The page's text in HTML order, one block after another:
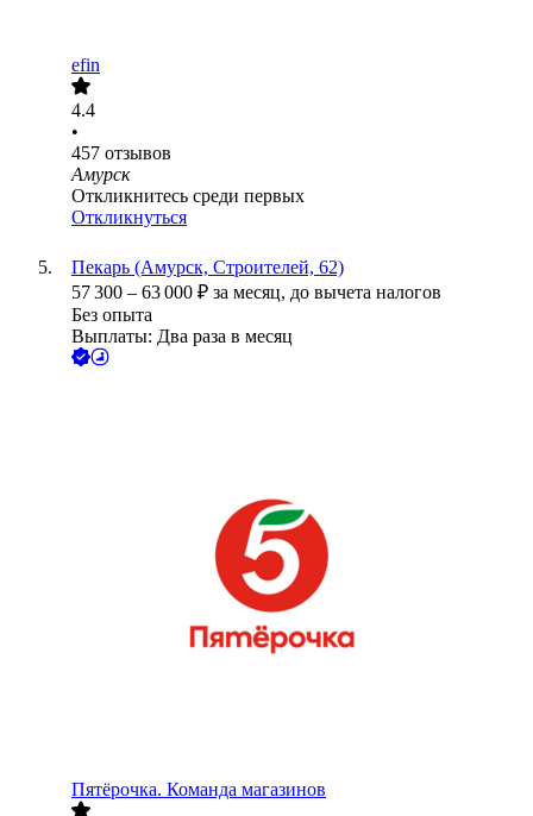
efin
4.4
•
457 отзывов
Амурск
Откликнитесь среди первых
Откликнуться
Пекарь (Амурск, Строителей, 62)
57 300 – 63 000 ₽ за месяц, до вычета налогов
Без опыта
Выплаты: Два раза в месяц
Пятёрочка. Команда магазинов